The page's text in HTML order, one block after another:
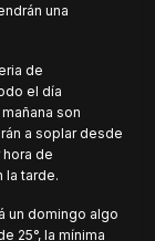
una
de
el día
son
a soplar desde
de
la tarde.
un domingo algo
25°, la mínima